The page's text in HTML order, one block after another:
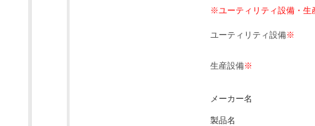
※ユーティリティ設備・生
ユーティリティ設備※
生産設備※
メーカー名
製品名